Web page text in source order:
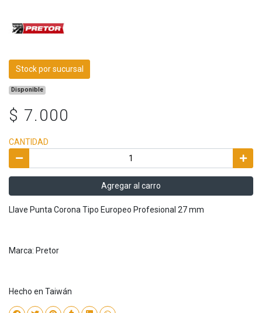
Stock por sucursal
Disponible
$ 7.000
CANTIDAD
Agregar al carro
Llave Punta Corona Tipo Europeo Profesional 27 mm
Marca: Pretor
Hecho en Taiwán